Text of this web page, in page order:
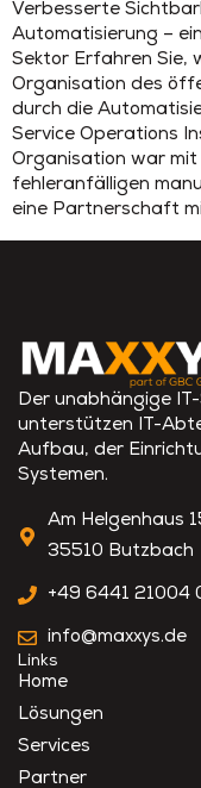
Verbesserte
Automatisierung –
Sektor Erfahren Sie,
Organisation des
durch die
Service Operations
Organisation war
fehleranfälligen
eine Partnerschaft
Der unabhängige
unterstützen IT-
Aufbau, der
Systemen.
Am Helgenhaus
35510 Butzbach
+49 6441 21004
info@maxxys.de
Links
Home
Lösungen
Services
Partner